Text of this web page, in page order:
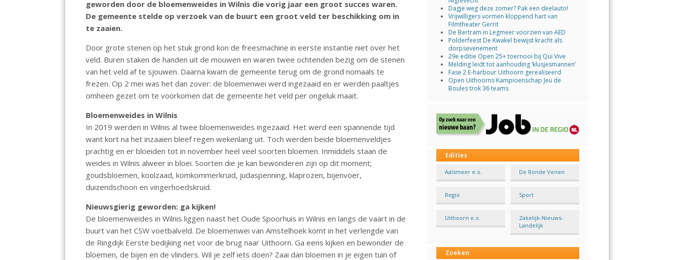
o
k
p
geworden door de bloemenweides in Wilnis die vorig jaar een groot succes waren.
De gemeente stelde op verzoek van de buurt een groot veld ter beschikking om in
te zaaien.
Door grote stenen op het stuk grond kon de freesmachine in eerste instantie niet over het
veld. Buren staken de handen uit de mouwen en waren twee ochtenden bezig om de stenen
van het veld af te sjouwen. Daarna kwam de gemeente terug om de grond nomaals te
frezen. Op 2 mei was het dan zover: de bloemenwei werd ingezaaid en er werden paaltjes
omheen gezet om te voorkomen dat de gemeente het veld per ongeluk maait.
Bloemenweides in Wilnis
In 2019 werden in Wilnis al twee bloemenweides ingezaaid. Het werd een spannende tijd
want kort na het inzaaien bleef regen wekenlang uit. Toch werden beide bloemenveldjes
prachtig en er bloeiden tot in november heel veel soorten bloemen. Inmiddels staan de
weides in Wilnis alweer in bloei. Soorten die je kan bewonderen zijn op dit moment;
goudsbloemen, koolzaad, komkommerkruid, judaspenning, klaprozen, bijenvoer,
duizendschoon en vingerhoedskruid.
Nieuwsgierig geworden: ga kijken!
De bloemenweides in Wilnis liggen naast het Oude Spoorhuis in Wilnis en langs de vaart in de
buurt van het CSW voetbalveld. De bloemenwei van Amstelhoek komt in het verlengde van
de Ringdijk Eerste bedijking net voor de brug naar Uithoorn. Ga eens kijken en bewonder de
bloemen, de bijen en de vlinders. Wil je zelf iets doen? Zaai dan bloemen in je eigen tuin of
Dagje weg deze zomer? Pak een deelauto!
Vrijwilligers vormen kloppend hart van
Filmtheater Gerrit
De Bertram in Legmeer voorzien van AED
Polderfeest De Kwakel bewijst kracht als
dorpsevenement
29e editie Open 25+ toernooi bij Qui Vive
Melding leidt tot aanhouding ‘klusjesmannen’
Fase 2 E-harbour Uithoorn gerealiseerd
Open Uithoorns Kampioenschap Jeu de
Boules trok 36 teams
Edities
Aalsmeer e.o. De Ronde Venen
Regio Sport
Uithoorn e.o.
Zakelijk-Nieuws-
Landelijk
Zoeken